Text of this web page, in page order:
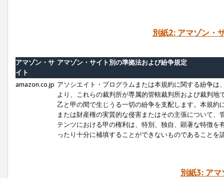
別紙2: アマゾン・
アマゾン・サ
イト
アマゾン・サイト別の準拠法および紛争規定
amazon.co.jp アソシエイト・プログラムまたは本規約に関する紛争
より、これらの裁判所が専属的管轄裁判所および裁判
乙と甲の間で生じうる一切の紛争を支配します。本規
または財産権の実質的な侵害またはその主張について
テンツにおける甲の権利は、特別、独自、顕著な特徴
ったり十分に補填することができないものであることを
別紙3: ア